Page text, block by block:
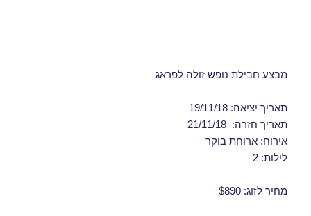
מבצע חבילת נופש זולה לפראג
תאריך יציאה: 19/11/18
תאריך חזרה: 21/11/18
אירוח: ארוחת בוקר
לילות: 2
מחיר לזוג: $890